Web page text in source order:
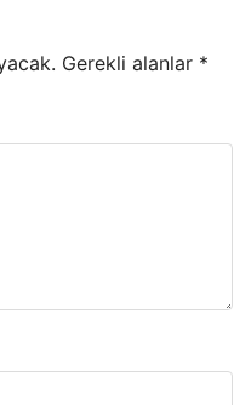
Gerekli alanlar *